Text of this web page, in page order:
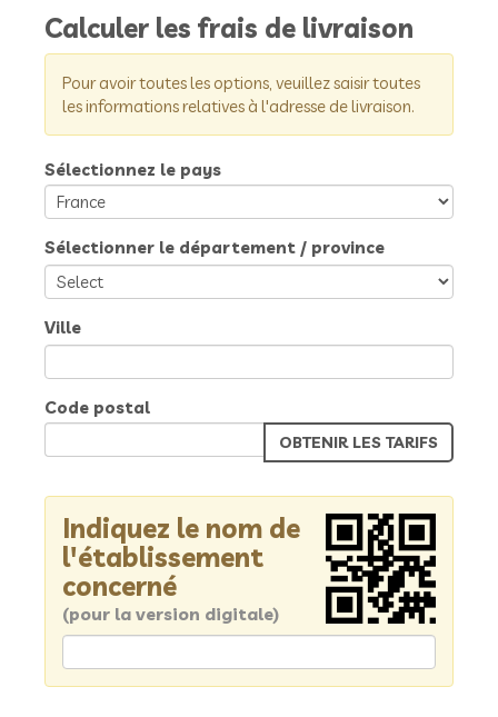
Calculer les frais de livraison
Pour avoir toutes les options, veuillez saisir toutes
les informations relatives à l'adresse de livraison.
Sélectionnez le pays
Sélectionner le département / province
Ville
Code postal
Indiquez le nom de
l'établissement
concerné
(pour la version digitale)